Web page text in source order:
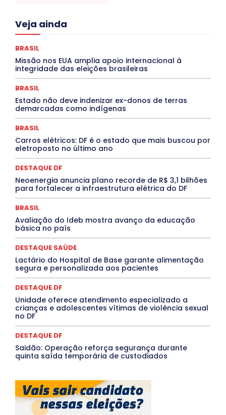
Veja ainda
Acre
Congressuanas & Esplanadumas
Crônica Política Crônicas
Cultura e Tal
DANÇA Dengue
DESTAQUE BRASIL
DESTAQUE DF
DESTAQUES OUTROS
ELEIÇÕES
EMPREGO E OPORTUNIDADES
ENTORNO
Especial
Espírito Santo
EVENTOS
EXPOSIÇÃO Featured
Febre Amarela
INTELIGÊNCIA ARTIFICIAL
INTERNACIONAL
Jogos Online
JUDICIÁRIO LITERATURA
Maranhão
MEIO AMBIENTE
MÚSICA
Paraíba
Paraná Pernambuco Piauí
POLÍTICA
PROCESSO SELETIVO
PUBLIEDITORIAL
QUALIFICAÇÃO PROFISSIONAL
RESIDÊNCIA
Santa Catarina
São Paulo SARAMPO
SAÚDE
Saúde Agora
TÁ FROID?
TEATRO TECNOLOGIA
TIC TAC
Mais
BRASIL
Missão nos EUA amplia apoio internacional à
integridade das eleições brasileiras
BRASIL
Estado não deve indenizar ex-donos de terras
demarcadas como indígenas
BRASIL
Carros elétricos: DF é o estado que mais buscou por
eletroposto no último ano
DESTAQUE DF
Neoenergia anuncia plano recorde de R$ 3,1 bilhões
para fortalecer a infraestrutura elétrica do DF
BRASIL
Avaliação do Ideb mostra avanço da educação
básica no país
DESTAQUE SAÚDE
Lactário do Hospital de Base garante alimentação
segura e personalizada aos pacientes
DESTAQUE DF
Unidade oferece atendimento especializado a
crianças e adolescentes vítimas de violência sexual
no DF
DESTAQUE DF
Saidão: Operação reforça segurança durante
quinta saída temporária de custodiados